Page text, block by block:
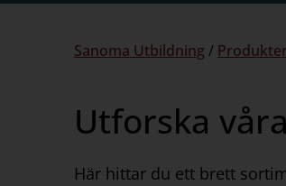
Du
Sanoma Utbildning / Produkter
Utforska
Här hittar du ett brett